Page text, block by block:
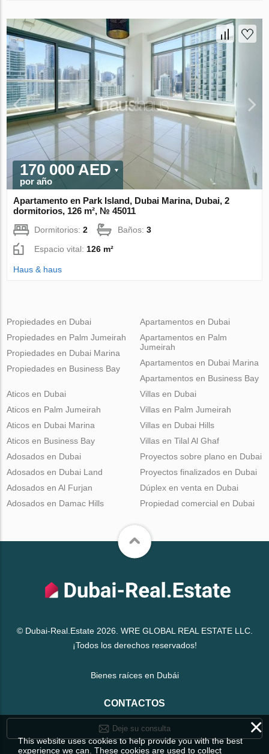
170 000 AED
por año
Apartamento en Park Island, Dubai Marina, Dubai, 2
dormitorios, 126 m², № 45011
Dormitorios:2 Baños:3
Espacio vital: 126 m²
Haus & haus
Propiedades en Dubai
Propiedades en Palm Jumeirah
Propiedades en Dubai Marina
Propiedades en Business Bay
Apartamentos en Dubai
Apartamentos en Palm
Jumeirah
Apartamentos en Dubai Marina
Apartamentos en Business Bay
Aticos en Dubai
Aticos en Palm Jumeirah
Aticos en Dubai Marina
Aticos en Business Bay
Villas en Dubai
Villas en Palm Jumeirah
Villas en Dubai Hills
Villas en Tilal Al Ghaf
Adosados en Dubai
Adosados en Dubai Land
Adosados en Al Furjan
Adosados en Damac Hills
Proyectos sobre plano en Dubai
Proyectos finalizados en Dubai
Dúplex en venta en Dubai
Propiedad comercial en Dubai
© Dubai-Real.Estate 2026. WRE GLOBAL REAL ESTATE LLC.
¡Todos los derechos reservados!
Bienes raíces en Dubái
CONTACTOS
Deje su consulta ×
This website uses cookies to help provide you with the best
experience we can. These cookies are used to collect